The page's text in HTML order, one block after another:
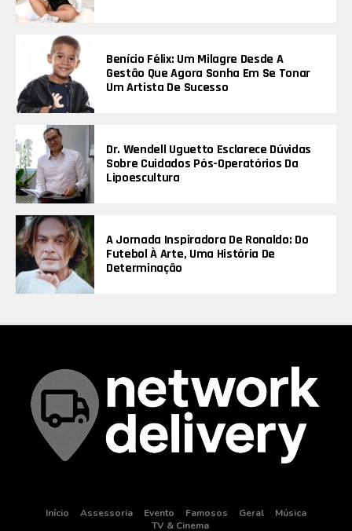
Benício Félix: Um Milagre Desde A
Gestão Que Agora Sonha Em Se Tonar
Um Artista De Sucesso
Dr. Wendell Uguetto Esclarece Dúvidas
Sobre Cuidados Pós-Operatórios Da
Lipoescultura
A Jornada Inspiradora De Ronaldo: Do
Futebol À Arte, Uma História De
Determinação
Início Assessoria Evento Famosos Geral
Música
TV & Cinema